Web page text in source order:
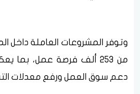
وتوفر المشروعات العاملة داخل
من 253 ألف فرصة عمل،
دعم سوق العمل ورفع معدلات